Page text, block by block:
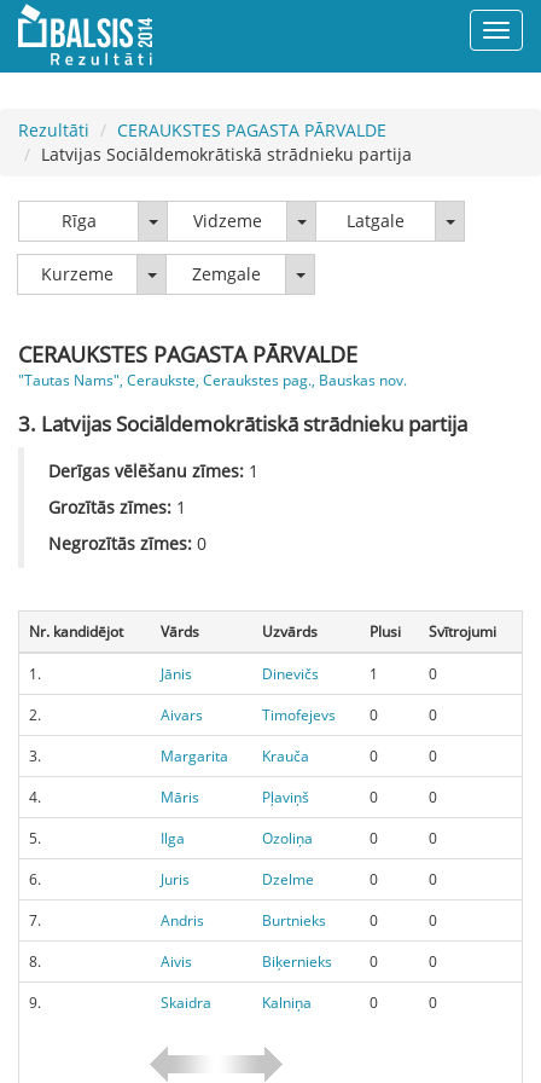
Rezultāti
CERAUKSTES PAGASTA PĀRVALDE
Latvijas Sociāldemokrātiskā strādnieku partija
Rīga Rīga Vidzeme VidzemeLatgale Latgale
Kurzeme KurzemeZemgale Zemgale
CERAUKSTES PAGASTA PĀRVALDE
"Tautas Nams", Ceraukste, Ceraukstes pag., Bauskas nov.
3. Latvijas Sociāldemokrātiskā strādnieku partija
Derīgas vēlēšanu zīmes: 1
Grozītās zīmes: 1
Negrozītās zīmes: 0
Nr. kandidējot Vārds Uzvārds Plusi Svītrojumi
1. Jānis Dinevičs 1
0
2.
Aivars Timofejevs 0
0
3.
Margarita Krauča 0
0
4.
Māris Pļaviņš 0
0
5.
Ilga Ozoliņa 0
0
6.
Juris Dzelme 0
0
7.
Andris Burtnieks 0
0
8.
Aivis Biķernieks 0
0
9.
Skaidra Kalniņa 0 0